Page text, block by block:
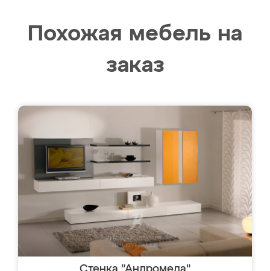
Похожая мебель на
заказ